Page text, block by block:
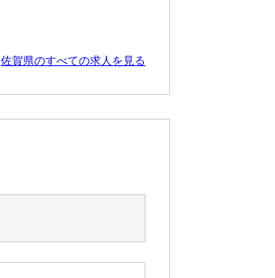
佐賀県のすべての求人を見る